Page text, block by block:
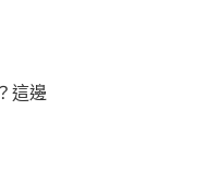
這邊